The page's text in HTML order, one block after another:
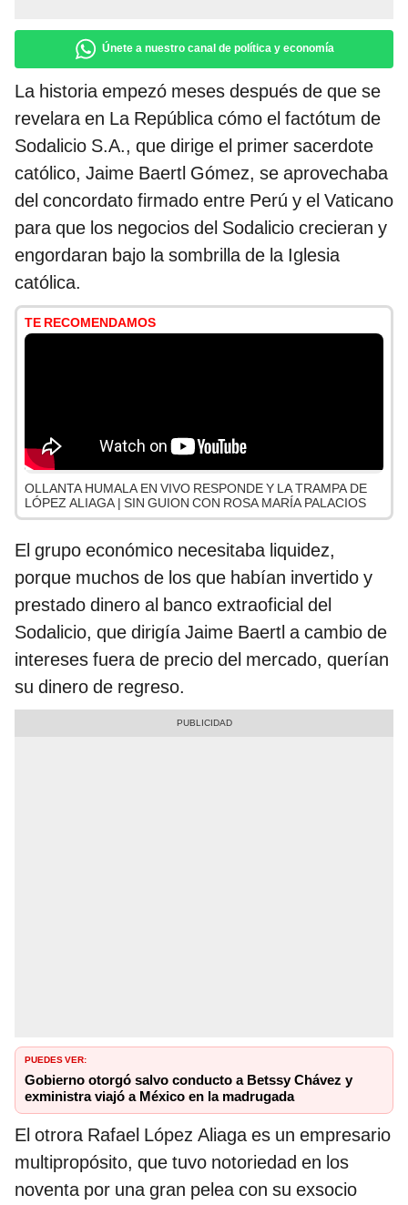
Únete a nuestro canal de política y economía
La historia empezó meses después de que se
revelara en La República cómo el factótum de
Sodalicio S.A., que dirige el primer sacerdote
católico, Jaime Baertl Gómez, se aprovechaba
del concordato firmado entre Perú y el Vaticano
para que los negocios del Sodalicio crecieran y
engordaran bajo la sombrilla de la Iglesia
católica.
TE RECOMENDAMOS
OLLANTA HUMALA EN VIVO RESPONDE Y LA TRAMPA DE
LÓPEZ ALIAGA | SIN GUION CON ROSA MARÍA PALACIOS
El grupo económico necesitaba liquidez,
porque muchos de los que habían invertido y
prestado dinero al banco extraoficial del
Sodalicio, que dirigía Jaime Baertl a cambio de
intereses fuera de precio del mercado, querían
su dinero de regreso.
PUEDES VER:
Gobierno otorgó salvo conducto a Betssy Chávez y
exministra viajó a México en la madrugada
El otrora Rafael López Aliaga es un empresario
multipropósito, que tuvo notoriedad en los
noventa por una gran pelea con su exsocio